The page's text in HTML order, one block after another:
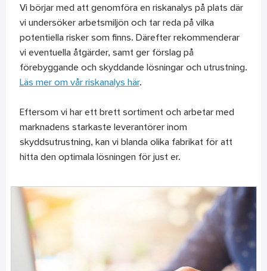
Vi börjar med att genomföra en riskanalys på plats där
vi undersöker arbetsmiljön och tar reda på vilka
potentiella risker som finns. Därefter rekommenderar
vi eventuella åtgärder, samt ger förslag på
förebyggande och skyddande lösningar och utrustning.
Läs mer om vår riskanalys här.
Eftersom vi har ett brett sortiment och arbetar med
marknadens starkaste leverantörer inom
skyddsutrustning, kan vi blanda olika fabrikat för att
hitta den optimala lösningen för just er.